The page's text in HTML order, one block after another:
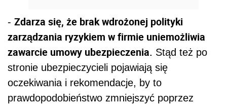
- Zdarza się, że brak wdrożonej polityki
zarządzania ryzykiem w firmie uniemożliwia
zawarcie umowy ubezpieczenia. Stąd też po
stronie ubezpieczycieli pojawiają się
oczekiwania i rekomendacje, by to
prawdopodobieństwo zmniejszyć poprzez